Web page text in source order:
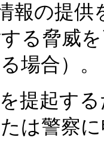
報の提供
る脅威
場合）。
提起す
は警察